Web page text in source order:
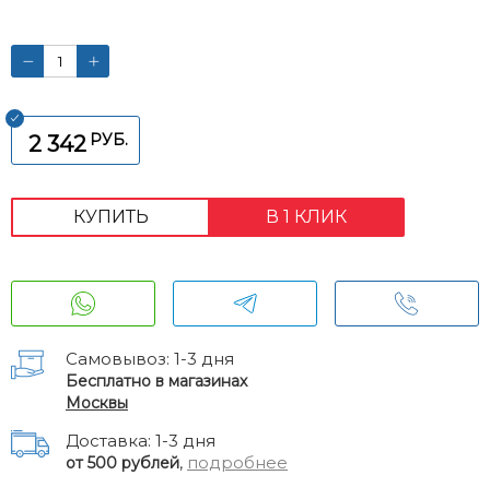
2 342 РУБ.
КУПИТЬ В 1 КЛИК
Самовывоз: 1-3 дня
Бесплатно в магазинах
Москвы
Доставка: 1-3 дня
от 500 рублей, подробнее